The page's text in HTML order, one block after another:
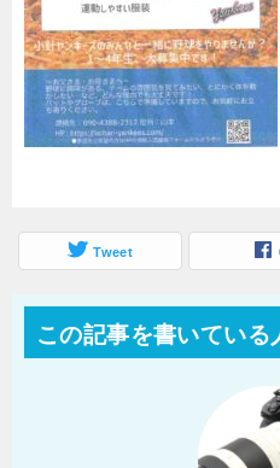
Tweet
この記事を書いている